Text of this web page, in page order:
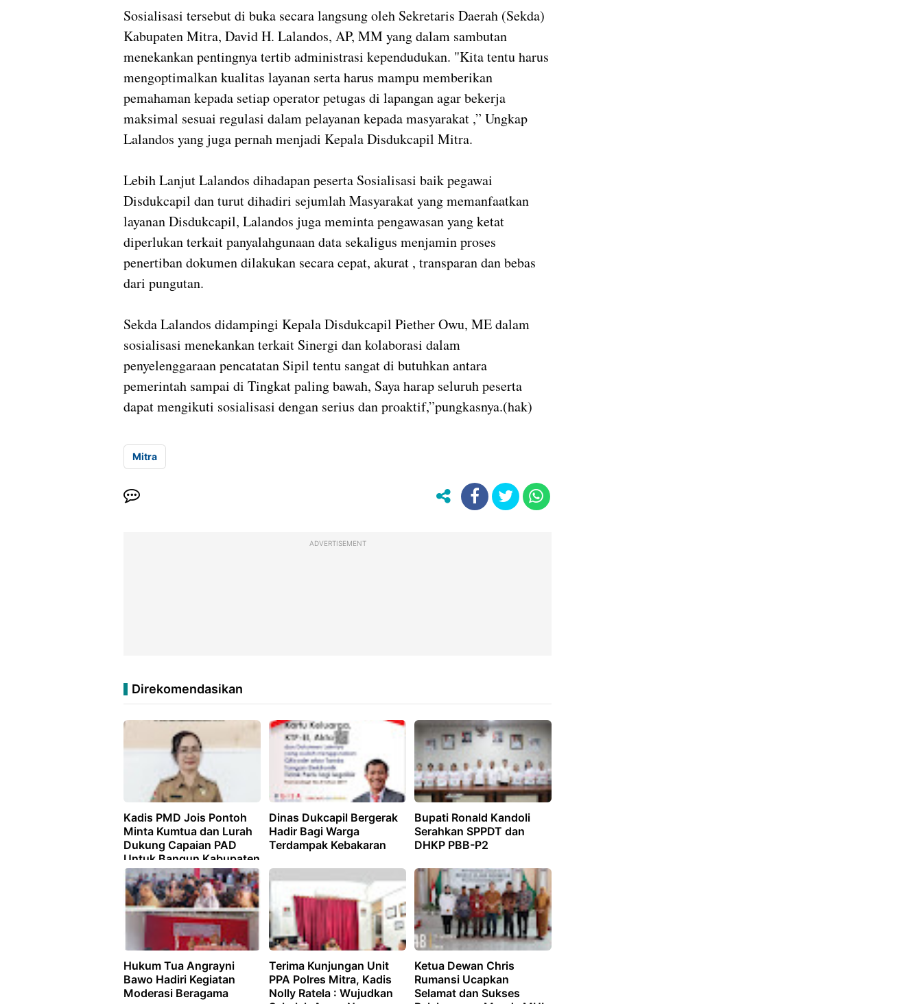
Sosialisasi tersebut di buka secara langsung oleh Sekretaris Daerah (Sekda)
Kabupaten Mitra, David H. Lalandos, AP, MM yang dalam sambutan
menekankan pentingnya tertib administrasi kependudukan. "Kita tentu harus
mengoptimalkan kualitas layanan serta harus mampu memberikan
pemahaman kepada setiap operator petugas di lapangan agar bekerja
maksimal sesuai regulasi dalam pelayanan kepada masyarakat ,” Ungkap
Lalandos yang juga pernah menjadi Kepala Disdukcapil Mitra.
Lebih Lanjut Lalandos dihadapan peserta Sosialisasi baik pegawai
Disdukcapil dan turut dihadiri sejumlah Masyarakat yang memanfaatkan
layanan Disdukcapil, Lalandos juga meminta pengawasan yang ketat
diperlukan terkait panyalahgunaan data sekaligus menjamin proses
penertiban dokumen dilakukan secara cepat, akurat , transparan dan bebas
dari pungutan.
Sekda Lalandos didampingi Kepala Disdukcapil Piether Owu, ME dalam
sosialisasi menekankan terkait Sinergi dan kolaborasi dalam
penyelenggaraan pencatatan Sipil tentu sangat di butuhkan antara
pemerintah sampai di Tingkat paling bawah, Saya harap seluruh peserta
dapat mengikuti sosialisasi dengan serius dan proaktif,”pungkasnya.(hak)
Mitra
ADVERTISEMENT
Direkomendasikan
Kadis PMD Jois Pontoh
Minta Kumtua dan Lurah
Dukung Capaian PAD
Untuk Bangun Kabupaten
Mitra
Dinas Dukcapil Bergerak
Hadir Bagi Warga
Terdampak Kebakaran
Bupati Ronald Kandoli
Serahkan SPPDT dan
DHKP PBB-P2
Hukum Tua Angrayni
Bawo Hadiri Kegiatan
Moderasi Beragama
Terima Kunjungan Unit
PPA Polres Mitra, Kadis
Nolly Ratela : Wujudkan
Ketua Dewan Chris
Rumansi Ucapkan
Selamat dan Sukses